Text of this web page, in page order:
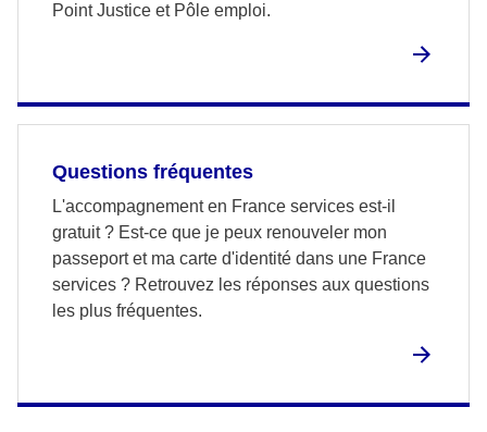
Point Justice et Pôle emploi.
Questions fréquentes
L'accompagnement en France services est-il
gratuit ? Est-ce que je peux renouveler mon
passeport et ma carte d'identité dans une France
services ? Retrouvez les réponses aux questions
les plus fréquentes.